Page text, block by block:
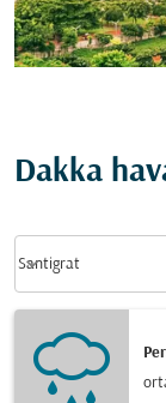
Dakka
Santigrat
keyboard_arrow_down